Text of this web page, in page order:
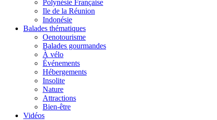
Polynésie Française
Ile de la Réunion
Indonésie
Balades thématiques
Oenotourisme
Balades gourmandes
À vélo
Événements
Hébergements
Insolite
Nature
Attractions
Bien-être
Vidéos